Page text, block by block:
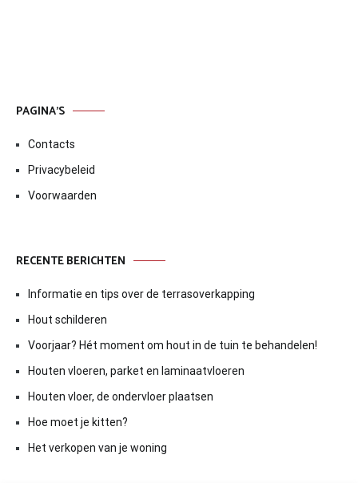
PAGINA’S
Contacts
Privacybeleid
Voorwaarden
RECENTE BERICHTEN
Informatie en tips over de terrasoverkapping
Hout schilderen
Voorjaar? Hét moment om hout in de tuin te behandelen!
Houten vloeren, parket en laminaatvloeren
Houten vloer, de ondervloer plaatsen
Hoe moet je kitten?
Het verkopen van je woning